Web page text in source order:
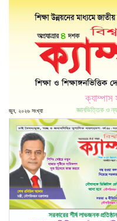
ক্যাম্পাস
জ্ঞানভিত্তিক ও
জুন, ২০২৬ সংখ্যা